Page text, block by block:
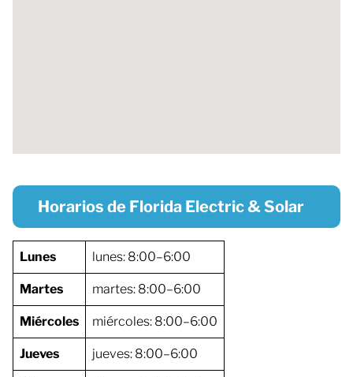
Horarios de Florida Electric & Solar
Lunes lunes: 8:00–6:00
Martes martes: 8:00–6:00
Miércoles miércoles: 8:00–6:00
Jueves jueves: 8:00–6:00